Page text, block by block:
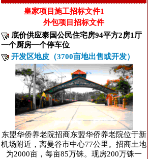
皇家项目施工招标文件1
外包项目招标文件
底价供应泰国公民住宅房94平方2房1厅
一个厨房一个停车位
开发区地皮（3700亩地出售或开发）
东盟华侨养老院招商东盟华侨养老院位于新
机场附近，离曼谷市中心77公里。招商土地
为2000亩，每亩85万铢。现房200万铢一